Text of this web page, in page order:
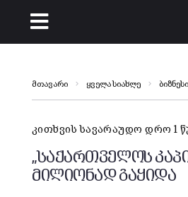
მთავარი ყველა სიახლე ბიზნესი
კითხვის სავარაუდო დრო 1
„საქართველოს
მილიონად გაყიდა